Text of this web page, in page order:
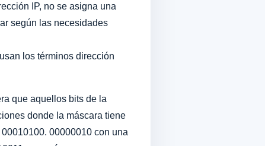
IP, no se asigna una
según las necesidades
los términos dirección
que aquellos bits de la
donde la máscara tiene
00000010 con una